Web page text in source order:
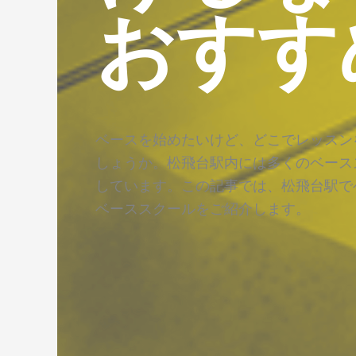
おす
ベースを始めたいけど、どこでレッス
しょうか。松飛台駅内には多くのベー
しています。この記事では、松飛台駅
ベーススクールをご紹介します。